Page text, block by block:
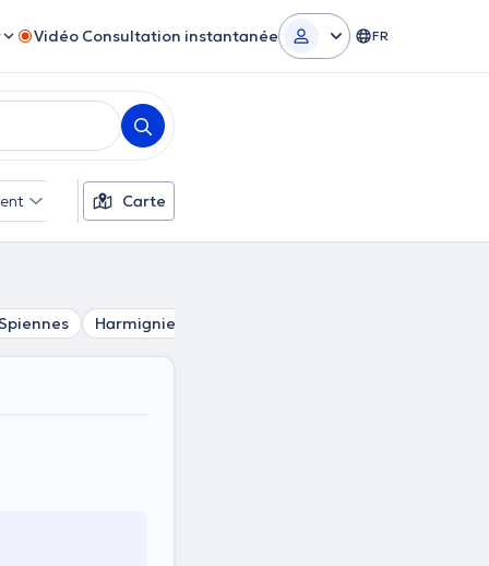
Vidéo Consultation instantanée FR
Filtres supplémentaires
Carte
Harmignies